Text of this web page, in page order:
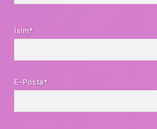
İsim*
E-Posta*